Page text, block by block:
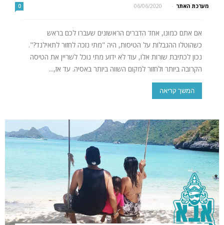
מערכת האתר -
06/06/2020
0
אם אתם כמונו, אחד הדברים הראשונים שעברו לכם בראש
כשהוטלו ההגבלות על הטיסות, היה "מתי נזכה לחזור לתאילנד?".
נכון לכתיבת שורות אלו, עוד לא ידוע מתי נוכל לשריין את הטיסה
הקרובה ביותר ולחזור למקום השווה ביותר באסיה. עד אז,...
המשך קריאה